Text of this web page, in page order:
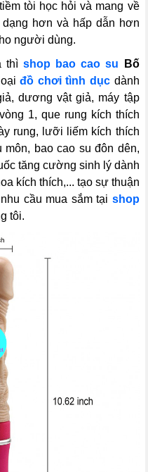
tòi học hỏi và mang về
hơn và hấp dẫn hơn
người dùng.
thìshop bao cao su Bố
đồ chơi tình dụcdành
dương vật giả, máy tập
1, que rung kích thích
rung, lưỡi liếm kích thích
bao cao su đôn dên,
tăng cường sinh lý dành
kích thích,... tạo sự thuận
cầu mua sắm tại shop
tôi.